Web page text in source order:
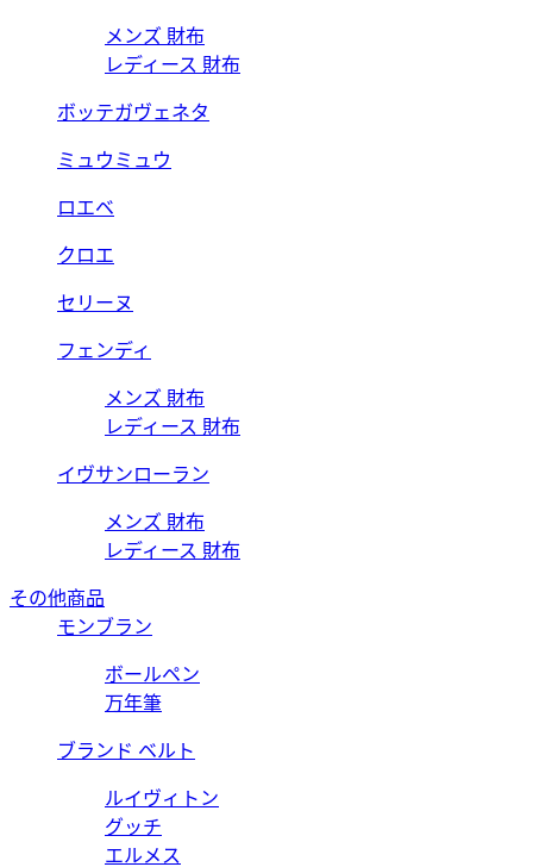
メンズ 財布
レディース 財布
ボッテガヴェネタ
ミュウミュウ
ロエベ
クロエ
セリーヌ
フェンディ
メンズ 財布
レディース 財布
イヴサンローラン
メンズ 財布
レディース 財布
その他商品
モンブラン
ボールペン
万年筆
ブランド ベルト
ルイヴィトン
グッチ
エルメス